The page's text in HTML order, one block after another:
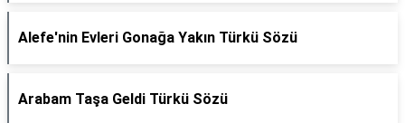
Alefe'nin Evleri Gonağa Yakın Türkü Sözü
Arabam Taşa Geldi Türkü Sözü